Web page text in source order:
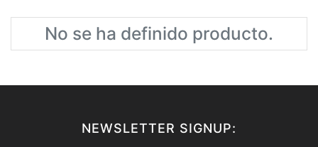
No se ha definido producto.
NEWSLETTER SIGNUP: